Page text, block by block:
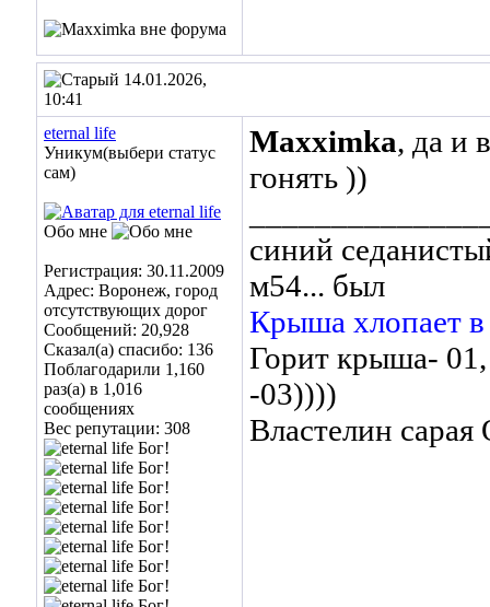
14.01.2026,
10:41
eternal life
Уникум(выбери статус
сам)
Обо мне
Регистрация: 30.11.2009
Адрес: Воронеж, город
отсутствующих дорог
Сообщений: 20,928
Сказал(а) спасибо: 136
Поблагодарили 1,160
раз(а) в 1,016
сообщениях
Вес репутации: 308
Maxximka, да и
гонять ))
синий
м54... был
Крыша хлопает
Горит крыша-
-03))))
Властелин сарая